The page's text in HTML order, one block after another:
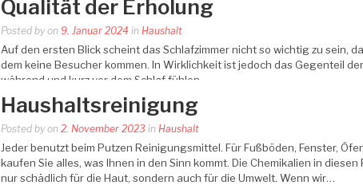
Qualität der Erholung
Posted by on 9. Januar 2024 in Haushalt
Auf den ersten Blick scheint das Schlafzimmer nicht so wichtig zu sein,
dem keine Besucher kommen. In Wirklichkeit ist jedoch das Gegenteil der
während und kurz vor dem Schlaf fühlen,…
Haushaltsreinigung
Posted by on 2. November 2023 in Haushalt
Jeder benutzt beim Putzen Reinigungsmittel. Für Fußböden, Fenster,
kaufen Sie alles, was Ihnen in den Sinn kommt. Die Chemikalien in
nur schädlich für die Haut, sondern auch für die Umwelt. Wenn wir…